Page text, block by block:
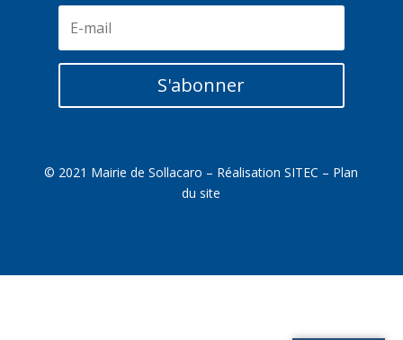
S'abonner
© 2021 Mairie de Sollacaro – RéalisationSITEC – Plan
du site